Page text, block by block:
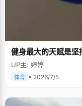
健身最大的天赋是坚
UP主: 婷婷
体育 • 2026/7/5